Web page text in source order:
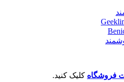
فروشگاه کلیک کنید.